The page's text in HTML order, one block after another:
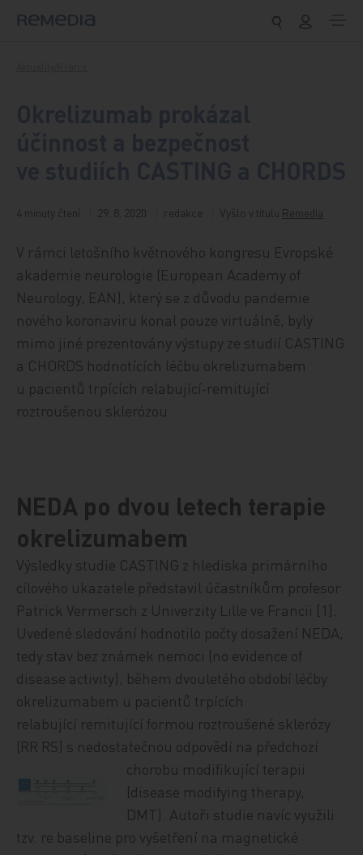
4 minuty čtení 29. 8. 2020 redakce Vyšlo v titulu Remedia
V rámci letošního květnového kongresu Evropské
akademie neurologie (European Academy of
Neurology, EAN), který se z důvodu pandemie
nového koronaviru konal pouze virtuálně, byly
mimo jiné prezentovány výstupy ze studií CASTING
a CHORDS hodnotících léčbu okrelizumabem
u pacientů trpících relabující‑remitující
roztroušenou sklerózou.
NEDA po dvou letech terapie
okrelizumabem
Výsledky studie CASTING z hlediska primárního
cílového ukazatele představil účastníkům profesor
Patrick Vermersch z Univerzity Lille ve Francii [1].
Uvedené sledování hodnotilo počty dosažení NEDA,
tedy stav bez známek nemoci (no evidence of
disease activity), během dvouletého období léčby
okrelizumabem u pacientů trpících
relabující remitující formou roztroušené sklerózy
(RR RS) s nedostatečnou odpovědí na předchozí
chorobu modifikující terapii
(disease modifying therapy,
DMT). Autoři studie navíc využili
tzv. re baseline pro vyšetření na magnetické